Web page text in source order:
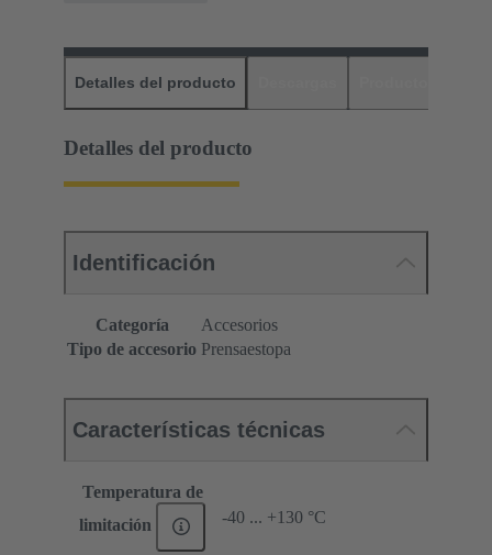
Detalles del producto
Detalles del producto
Identificación
Categoría
Accesorios
Tipo de accesorio Prensaestopa
Características técnicas
Temperatura de
limitación
-40 ... +130 °C